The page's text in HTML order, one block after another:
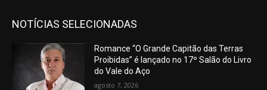
NOTÍCIAS SELECIONADAS
Romance “O Grande Capitão das Terras
Proibidas” é lançado no 17º Salão do Livro
do Vale do Aço
agosto 7, 2026